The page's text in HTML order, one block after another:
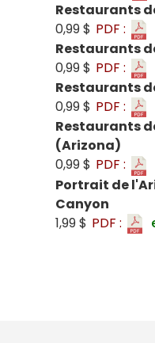
Restaurants
0,99 $ PDF :
Restaurants
0,99 $ PDF :
Restaurants
0,99 $ PDF :
Restaurants
(Arizona)
0,99 $ PDF :
Portrait de
Canyon
1,99 $ PDF :